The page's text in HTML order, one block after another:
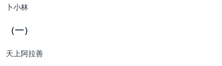
卜小林
（一）
天上阿拉善